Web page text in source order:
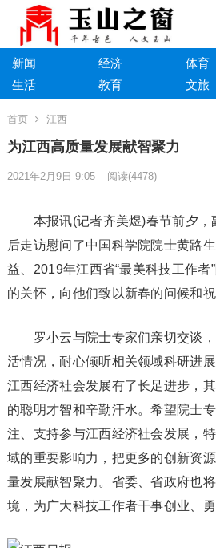
新闻 经济 体育
生活
教育 文旅
首页 江西
为江西高质量发展献智聚力
2021年2月9日 9:05 阅读(4478)
本报讯(记者齐美煜)春节前夕，
后走访慰问了中国科学院院士黄路
益、2019年江西省“最美科技工作者
的关怀，向他们致以新春的问候和祝
罗小云与院士专家们亲切交谈，
活情况，耐心倾听相关领域科研进
江西经济社会发展有了长足进步，
的聪明才智和辛勤汗水。希望院士
注、支持参与江西经济社会发展，
域的重要影响力，把更多的创新资
量发展献智聚力。省委、省政府也
境，为广大科技工作者干事创业、